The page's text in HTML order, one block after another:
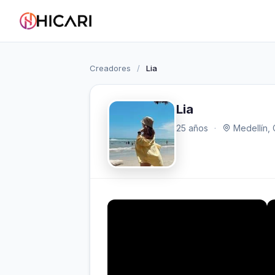
Creadores / Lia
Lia
25 años · Medellín,